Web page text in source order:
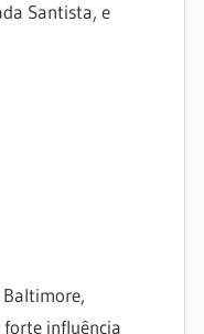
Santista, e
forte influência